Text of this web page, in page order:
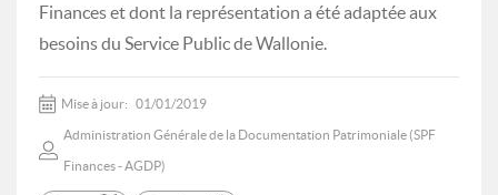
Finances et dont la représentation a été adaptée aux
besoins du Service Public de Wallonie.
Mise à jour: 01/01/2019
Administration Générale de la Documentation Patrimoniale (SPF
Finances - AGDP)